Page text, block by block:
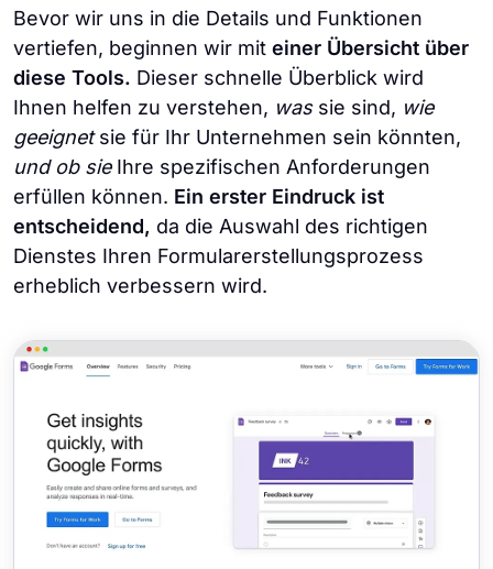
Bevor wir uns in die Details und Funktionen
vertiefen, beginnen wir mit einer Übersicht über
diese Tools. Dieser schnelle Überblick wird
Ihnen helfen zu verstehen, wassie sind, wie
geeignetsie für Ihr Unternehmen sein könnten,
und ob sieIhre spezifischen Anforderungen
erfüllen können. Ein erster Eindruck ist
entscheidend, da die Auswahl des richtigen
Dienstes Ihren Formularerstellungsprozess
erheblich verbessern wird.